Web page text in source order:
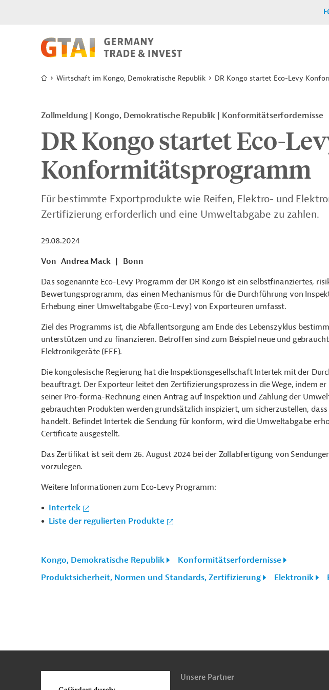
Wirtschaft im Kongo, Demokratische Republik DR Kongo startet Eco-Levy
Zollmeldung Kongo, Demokratische Republik Konformitätserfordernisse
DR Kongo startet Eco-
Konformitätsprogramm
Für bestimmte Exportprodukte wie Reifen, Elektro- und
Zertifizierung erforderlich und eine Umweltabgabe zu zahlen.
29.08.2024
Von Andrea Mack
Bonn
Das sogenannte Eco-Levy Programm der DR Kongo ist ein selbstfinanziertes,
Bewertungsprogramm, das einen Mechanismus für die Durchführung von
Erhebung einer Umweltabgabe (Eco-Levy) von Exporteuren umfasst.
Ziel des Programms ist, die Abfallentsorgung am Ende des Lebenszyklus
unterstützen und zu finanzieren. Betroffen sind zum Beispiel neue und
Elektronikgeräte (EEE).
Die kongolesische Regierung hat die Inspektionsgesellschaft Intertek mit der
beauftragt. Der Exporteur leitet den Zertifizierungsprozess in die Wege, indem
seiner Pro-forma-Rechnung einen Antrag auf Inspektion und Zahlung der
gebrauchten Produkten werden grundsätzlich inspiziert, um sicherzustellen,
handelt. Befindet Intertek die Sendung für konform, wird die Umweltabgabe
Certificate ausgestellt.
Das Zertifikat ist seit dem 26. August 2024 bei der Zollabfertigung von
vorzulegen.
Weitere Informationen zum Eco-Levy Programm:
Intertek
Liste der regulierten Produkte
Kongo, Demokratische Republik
Konformitätserfordernisse
Produktsicherheit, Normen und Standards, Zertifizierung
Elektronik
oben
Unsere Partner